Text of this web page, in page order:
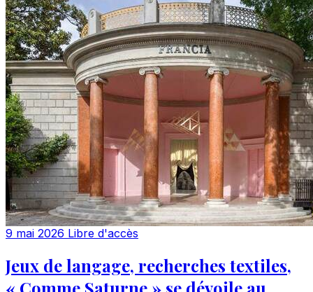
9 mai 2026 Libre d'accès
Jeux de langage, recherches textiles,